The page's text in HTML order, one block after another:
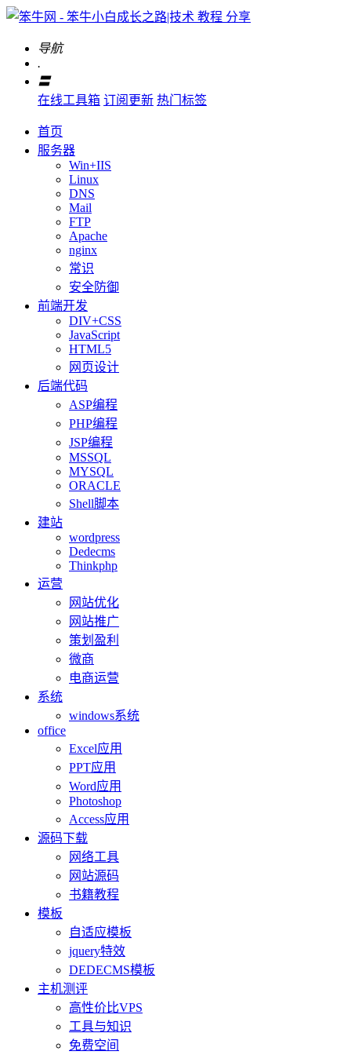
导航
.
〓
在线工具箱 订阅更新 热门标签
首页
服务器
Win+IIS
Linux
DNS
Mail
FTP
Apache
nginx
常识
安全防御
前端开发
DIV+CSS
JavaScript
HTML5
网页设计
后端代码
ASP编程
PHP编程
JSP编程
MSSQL
MYSQL
ORACLE
Shell脚本
建站
wordpress
Dedecms
Thinkphp
运营
网站优化
网站推广
策划盈利
微商
电商运营
系统
windows系统
office
Excel应用
PPT应用
Word应用
Photoshop
Access应用
源码下载
网络工具
网站源码
书籍教程
模板
自适应模板
jquery特效
DEDECMS模板
主机测评
高性价比VPS
工具与知识
免费空间